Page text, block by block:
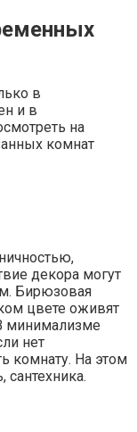
в
и в
на
комнат
декора могут
Бирюзовая
цвете оживят
минимализме
нет
комнату. На этом
сантехника.